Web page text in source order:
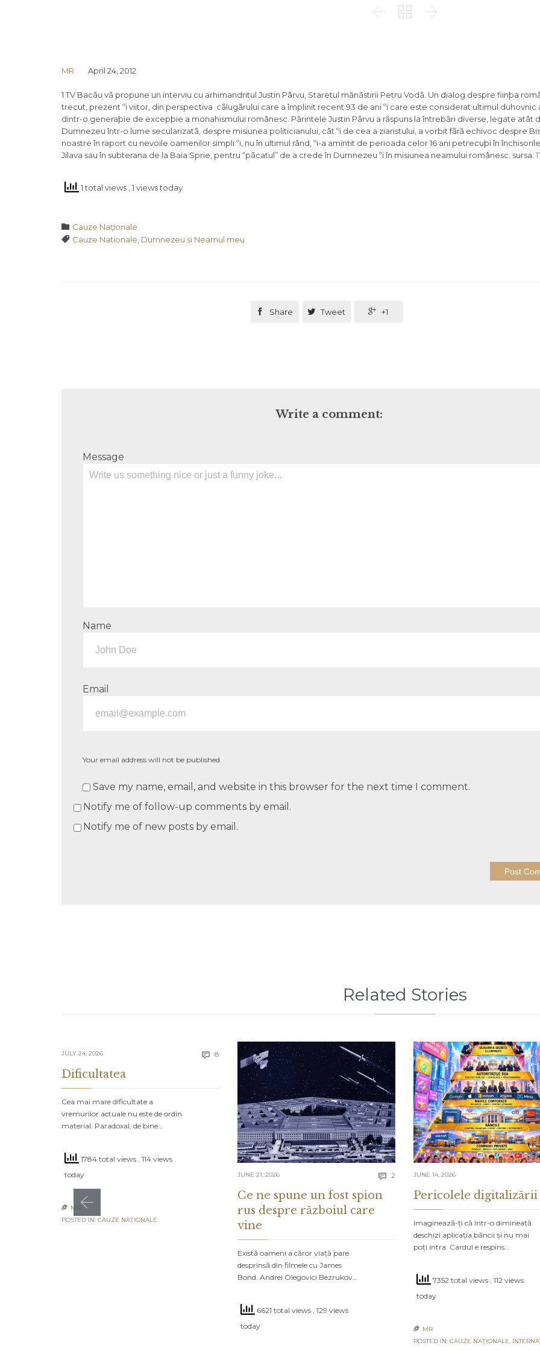
  
MR April 24, 2012
1 TV Bacãu vã propune un interviu cu arhimandritul Justin Pârvu, Staretul mãnãstirii Petru Vodã. Un dialog despre fiinþa
trecut, prezent ºi viitor, din perspectiva cãlugãrului care a împlinit recent 93 de ani ºi care este considerat ultimul duhovnic
dintr-o generaþie de excepþie a monahismului românesc. Pãrintele Justin Pârvu a rãspuns la întrebãri diverse, legate atât
Dumnezeu într-o lume secularizatã, despre misiunea politicianului, cât ºi de cea a ziaristului, a vorbit fãrã echivoc despre
noastre în raport cu nevoile oamenilor simpli ºi, nu în ultimul rând, ºi-a amintit de perioada celor 16 ani petrecuþi în închisorile
Jilava sau în subterana de la Baia Sprie, pentru “pãcatul” de a crede în Dumnezeu ºi în misiunea neamului românesc. sursa:
1 total views , 1 views today
 Category
Cauze Naţionale
 Tags
Cauze Nationale Dumnezeu si Neamul meu
 Share  Tweet  +1
Write a comment:
Message
Name
Email
Your email address will not be published.
Save my name, email, and website in this browser for the next time I comment.
Notify me of follow-up comments by email.
Notify me of new posts by email.
Related Stories
JULY 24, 2026  8 Comments
Dificultatea
Cea mai mare dificultate a
vremurilor actuale nu este de ordin
material. Paradoxal, de bine…
1784 total views , 114 views
today
 MR
POSTED IN: CAUZE NAŢIONALE
JUNE 21, 2026  2 Comments
Ce ne spune un fost spion
rus despre războiul care
vine
Există oameni a căror viață pare
desprinsă din filmele cu James
Bond. Andrei Olegovici Bezrukov…
6621 total views , 129 views
today
JUNE 14, 2026
Pericolele digitalizării
Imaginează-ți că într-o dimineață
deschizi aplicația băncii și nu mai
poți intra. Cardul e respins…
7352 total views , 112 views
today
 MR
POSTED IN: CAUZE NAŢIONALE,